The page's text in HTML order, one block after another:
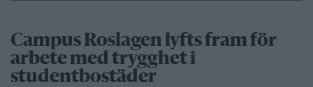
Campus Roslagen lyfts fram för
arbete med trygghet i
studentbostäder